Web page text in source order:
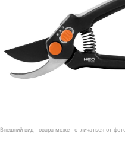
Внешний вид товара может отличаться от